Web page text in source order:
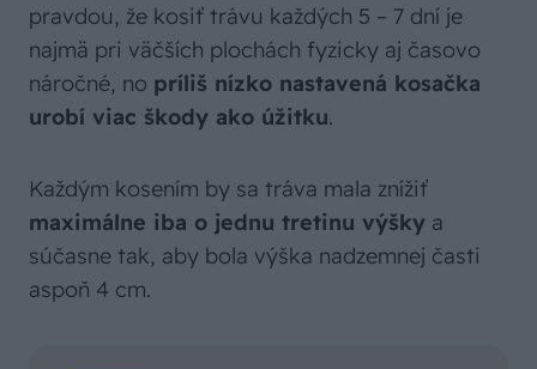
pravdou, že kosiť trávu každých 5 – 7 dní je
najmä pri väčších plochách fyzicky aj časovo
náročné, no príliš nízko nastavená kosačka
urobí viac škody ako úžitku.
Každým kosením by sa tráva mala znížiť
maximálne iba o jednu tretinu výšky a
súčasne tak, aby bola výška nadzemnej časti
aspoň 4 cm.